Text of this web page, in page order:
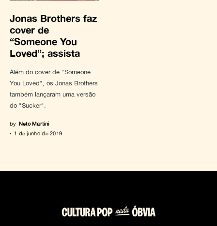
Jonas Brothers faz
cover de
“Someone You
Loved”; assista
Além do cover de "Someone
You Loved", os Jonas Brothers
também lançaram uma versão
do "Sucker".
by Neto Martini
1 de junho de 2019